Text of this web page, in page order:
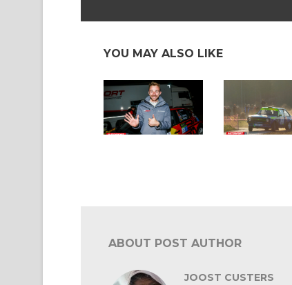
YOU MAY ALSO LIKE
ABOUT POST AUTHOR
JOOST CUSTERS